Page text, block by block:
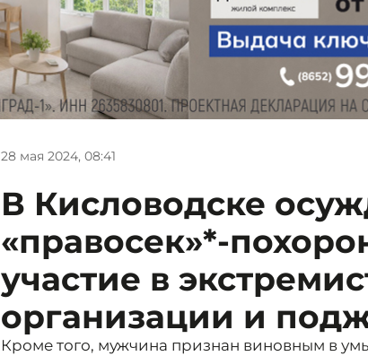
28 мая 2024, 08:41
В Кисловодске
«правосек»*-
участие в
организации и
Кроме того, мужчина признан виновным в